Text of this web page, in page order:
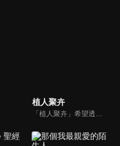
植人聚卉
「植人聚卉」希望透過植物將家更凝聚在一起，帶銀髮族認識在我們生活周遭的植物，介紹其特性與照顧方式，讓爺爺奶奶與孫子、家人到外散步時，可以一起放慢腳步，欣賞、討論沿路所看到的花草樹木。而在家中也可以一同種植植栽，不僅美化居家環境，在過程中還可以療癒身心，並創造和家人間的話題與回憶。